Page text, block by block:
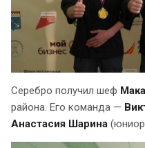
Серебро получил шеф
района. Его команда —
Анастасия Шарина